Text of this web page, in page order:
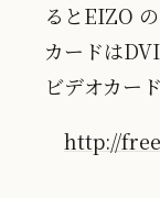
るとEIZO
カードは
ビデオカー
http://